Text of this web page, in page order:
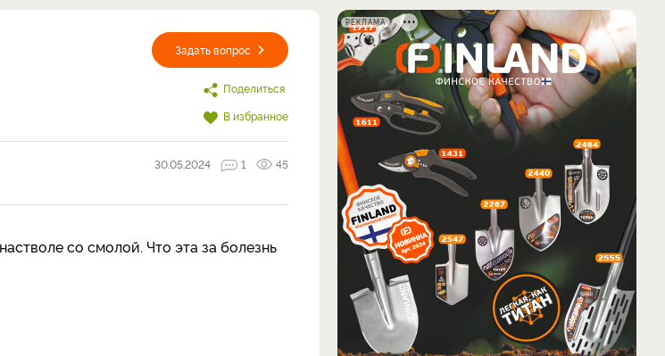
Задать вопрос
Поделиться
В избранное
30.05.2024 1 45
со смолой. Что эта за болезнь
РЕКЛАМА